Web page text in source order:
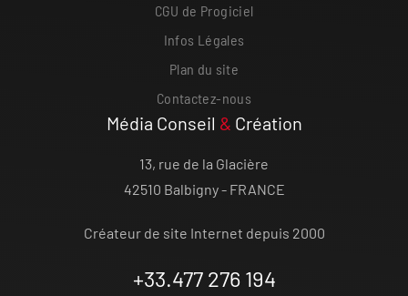
CGU de Progiciel
Infos Légales
Plan du site
Contactez-nous
Média Conseil & Création
13, rue de la Glacière
42510 Balbigny - FRANCE
Créateur de site Internet depuis 2000
+33.477 276 194